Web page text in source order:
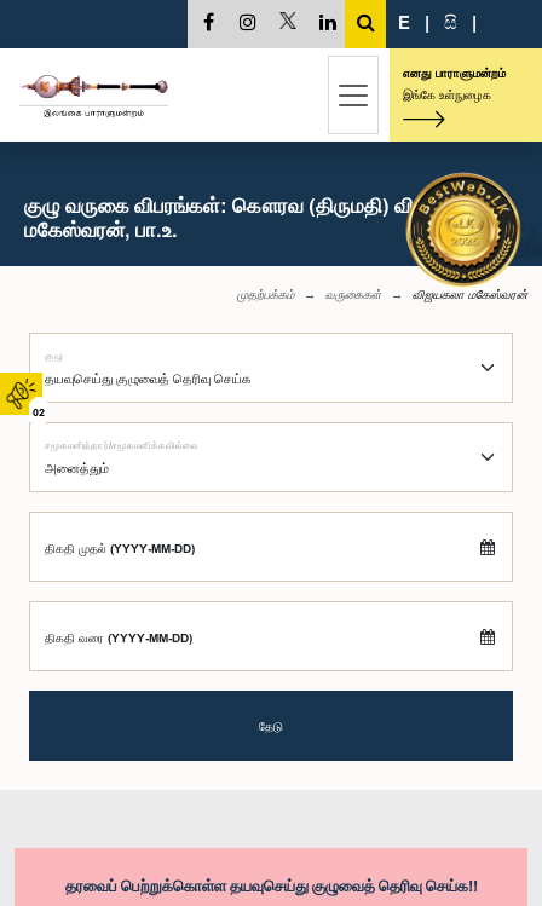
02
E | සි |
எனது பாராளுமன்றம்
இங்கே உள்நுழைக
குழு வருகை விபரங்கள்: கௌரவ (திருமதி) விஜயகலா
மகேஸ்வரன், பா.உ.
முதற்பக்கம் வருகைகள் விஜயகலா மகேஸ்வரன்
குழு
சமூகமளித்தார்/சமூகமளிக்கவில்லை
திகதி முதல் (YYYY-MM-DD)
திகதி வரை (YYYY-MM-DD)
தேடு
தரவைப் பெற்றுக்கொள்ள தயவுசெய்து குழுவைத் தெரிவு செய்க!!